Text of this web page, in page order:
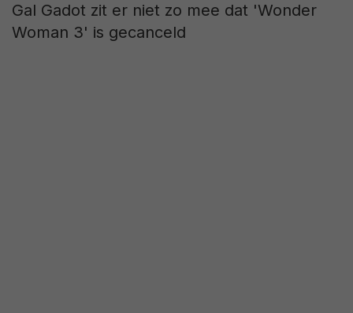
Gal Gadot zit er niet zo mee dat 'Wonder
Woman 3' is gecanceld